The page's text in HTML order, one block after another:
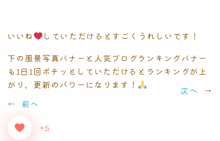
いいね
していただけるとすごくうれしいです！
下の風景写真バナーと人気ブログランキングバナー
も1日1回ポチッとしていただけるとランキングが上
がり、更新のパワーになります！
次へ
→
←
前へ
+5